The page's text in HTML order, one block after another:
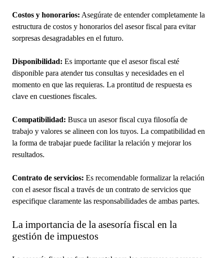
Costos y honorarios: Asegúrate de entender completamente la
estructura de costos y honorarios del asesor fiscal para evitar
sorpresas desagradables en el futuro.
Disponibilidad: Es importante que el asesor fiscal esté
disponible para atender tus consultas y necesidades en el
momento en que las requieras. La prontitud de respuesta es
clave en cuestiones fiscales.
Compatibilidad: Busca un asesor fiscal cuya filosofía de
trabajo y valores se alineen con los tuyos. La compatibilidad en
la forma de trabajar puede facilitar la relación y mejorar los
resultados.
Contrato de servicios: Es recomendable formalizar la relación
con el asesor fiscal a través de un contrato de servicios que
especifique claramente las responsabilidades de ambas partes.
La importancia de la asesoría fiscal en la
gestión de impuestos